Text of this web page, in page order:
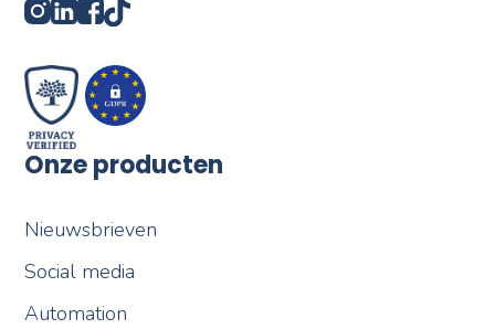
Onze producten
Nieuwsbrieven
Social media
Automation